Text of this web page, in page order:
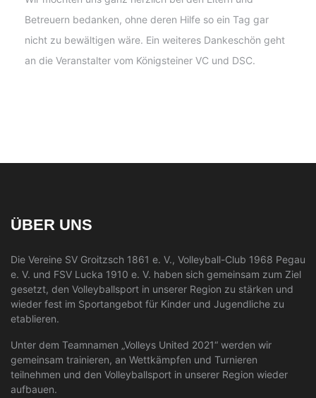
Betreuern bedanken, ohne deren Hilfe so ein Tag gar
nicht zu bewältigen wäre. Ein weiteres Dankeschön geht
an die Veranstalter vom Königsteiner VC und DSC.
ÜBER UNS
Die Vereine SV Groitzsch 1861 e. V., Volleyball-Club 1968 Pegau
e. V. und FSV Lucka 1910 e. V. haben sich gemeinsam zum Ziel
gesetzt, den Volleyballsport in unserer Region zu stärken und
wieder fest im Sportangebot für Kinder und Jugendliche zu
etablieren.
Unter dem Teamnamen „Volleys United 2021“ werden wir
gemeinsam trainieren, an Wettkämpfen und Turnieren
teilnehmen und den Volleyballsport in unserer Region wieder
aufbauen.